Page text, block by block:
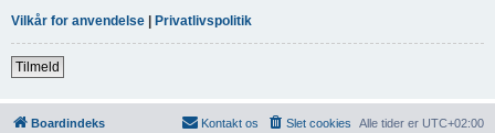
Vilkår for anvendelse
Privatlivspolitik
Tilmeld
Boardindeks Alle tider er UTC+02:00
Slet cookies
Kontakt os